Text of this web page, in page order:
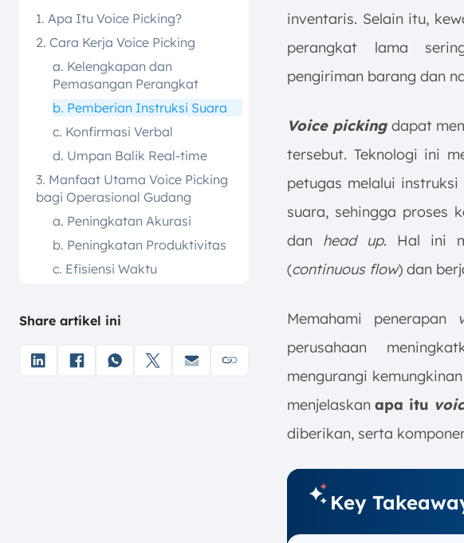
1. Apa Itu Voice Picking?
2. Cara Kerja Voice Picking
a. Kelengkapan dan
Pemasangan Perangkat
b. Pemberian Instruksi Suara
c. Konfirmasi Verbal
d. Umpan Balik Real-time
3. Manfaat Utama Voice Picking
bagi Operasional Gudang
a. Peningkatan Akurasi
b. Peningkatan Produktivitas
c. Efisiensi Waktu
e. Manajemen Real-time
Sistem Voice Picking
Share artikel ini
inventaris. Selain itu,
perangkat lama
pengiriman barang dan
Voice pickingdapat
tersebut. Teknologi ini
petugas melalui
suara, sehingga proses
dan head up. Hal ini
(continuous flow) dan
Memahami penerapan
perusahaan
mengurangi
menjelaskanapa itu
diberikan, serta
Key